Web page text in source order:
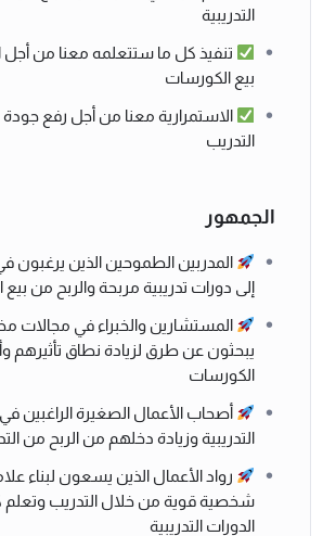
التدريبية
تنفيذ كل ما ستتعلمه معنا من أجل
بيع الكورسات
الاستمرارية معنا من أجل رفع
التدريب
الجمهور
المدربين الطموحين الذين يرغبون
إلى دورات تدريبية مربحة والربح من بيع
المستشارين والخبراء في مجالات
يبحثون عن طرق لزيادة نطاق تأثيرهم
الكورسات
أصحاب الأعمال الصغيرة الراغبين
التدريبية وزيادة دخلهم من الربح من
رواد الأعمال الذين يسعون لبناء
شخصية قوية من خلال التدريب وتعلم
الدورات التدريبية